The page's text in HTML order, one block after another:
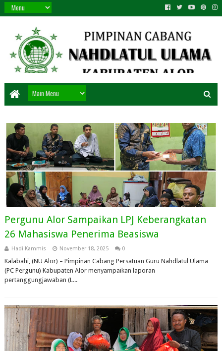
Pergunu Alor Sampaikan LPJ Keberangkatan
26 Mahasiswa Penerima Beasiswa
Hadi Kammis November 18, 2025 0
Kalabahi, (NU Alor) – Pimpinan Cabang Persatuan Guru Nahdlatul Ulama
(PC Pergunu) Kabupaten Alor menyampaikan laporan
pertanggungjawaban (L...